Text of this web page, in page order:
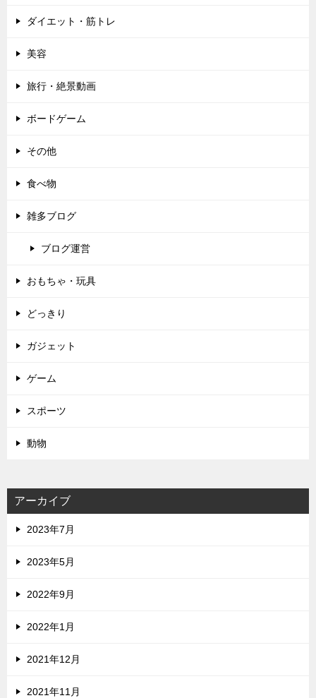
ダイエット・筋トレ
美容
旅行・絶景動画
ボードゲーム
その他
食べ物
雑多ブログ
ブログ運営
おもちゃ・玩具
どっきり
ガジェット
ゲーム
スポーツ
動物
アーカイブ
2023年7月
2023年5月
2022年9月
2022年1月
2021年12月
2021年11月